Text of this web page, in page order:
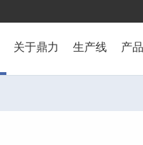
关于鼎力 生产线 产